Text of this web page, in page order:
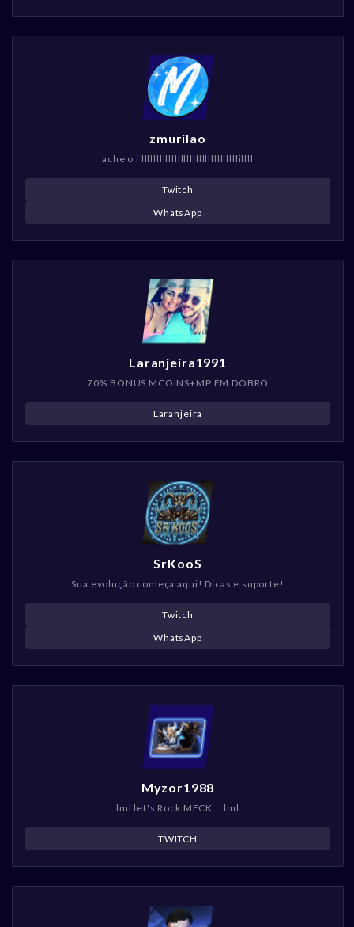
zmurilao
ache o i llllllllllllllllllllllllllllllllillll
Twitch
WhatsApp
Laranjeira1991
70% BONUS MCOINS+MP EM DOBRO
Laranjeira
SrKooS
Sua evolução começa aqui! Dicas e suporte!
Twitch
WhatsApp
Myzor1988
lml let's Rock MFCK... lml
TWITCH